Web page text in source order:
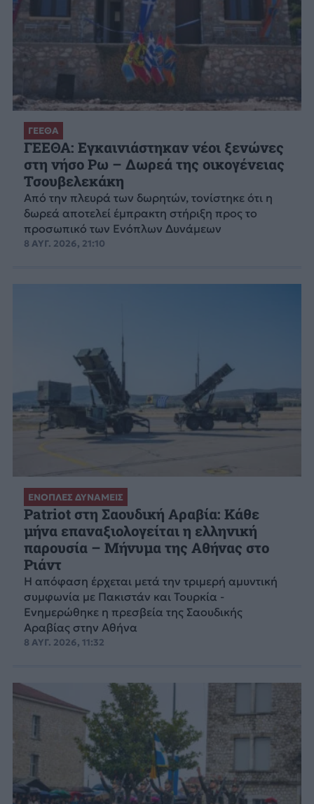
ΓΕΕΘΑ
ΓΕΕΘΑ: Εγκαινιάστηκαν νέοι ξενώνες
στη νήσο Ρω – Δωρεά της οικογένειας
Τσουβελεκάκη
Από την πλευρά των δωρητών, τονίστηκε ότι η
δωρεά αποτελεί έμπρακτη στήριξη προς το
προσωπικό των Ενόπλων Δυνάμεων
8 ΑΥΓ. 2026, 21:10
ΕΝΟΠΛΕΣ ΔΥΝΑΜΕΙΣ
Patriot στη Σαουδική Αραβία: Κάθε
μήνα επαναξιολογείται η ελληνική
παρουσία – Μήνυμα της Αθήνας στο
Ριάντ
Η απόφαση έρχεται μετά την τριμερή αμυντική
συμφωνία με Πακιστάν και Τουρκία -
Ενημερώθηκε η πρεσβεία της Σαουδικής
Αραβίας στην Αθήνα
8 ΑΥΓ. 2026, 11:32